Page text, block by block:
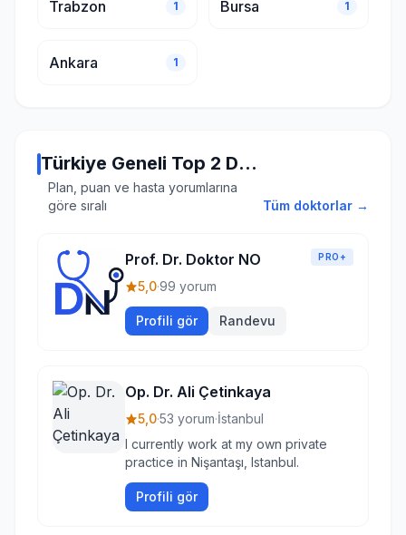
Trabzon 1 Bursa 1
Ankara 1
Türkiye Geneli Top 2 Doktor
Plan, puan ve hasta yorumlarına
göre sıralı
Tüm doktorlar →
Prof. Dr. Doktor NO PRO+
5,0·99 yorum
Profili gör Randevu
Op. Dr. Ali Çetinkaya
5,0·53 yorum·İstanbul
I currently work at my own private
practice in Nişantaşı, Istanbul.
Profili gör